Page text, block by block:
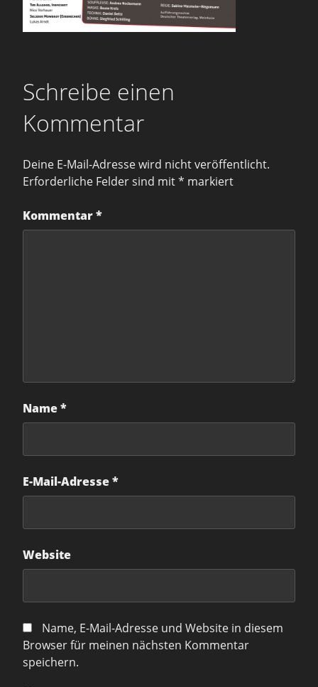
Schreibe einen
Kommentar
Deine E-Mail-Adresse wird nicht veröffentlicht.
Erforderliche Felder sind mit* markiert
Kommentar*
Name*
E-Mail-Adresse*
Website
Name, E-Mail-Adresse und Website in diesem
Browser für meinen nächsten Kommentar
speichern.